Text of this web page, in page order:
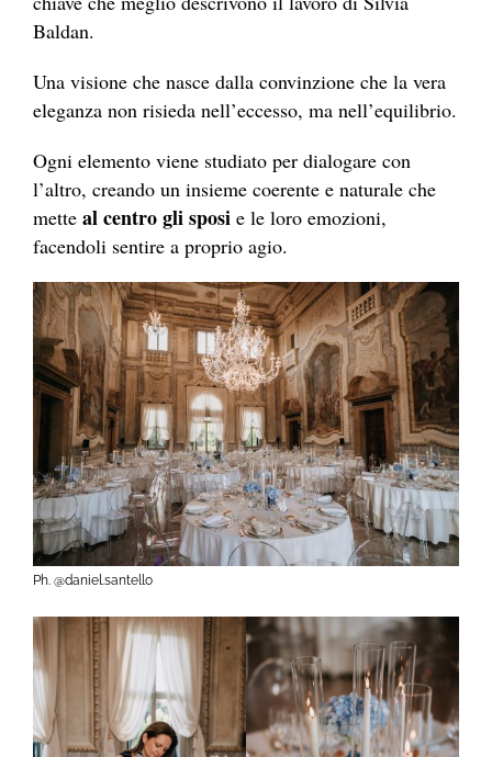
Baldan.
Una visione che nasce dalla convinzione che la vera
eleganza non risieda nell’eccesso, ma nell’equilibrio.
Ogni elemento viene studiato per dialogare con
l’altro, creando un insieme coerente e naturale che
mette al centro gli sposi e le loro emozioni,
facendoli sentire a proprio agio.
Ph. @daniel.santello